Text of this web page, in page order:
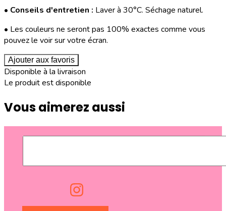
• Conseils d'entretien : Laver à 30°C. Séchage naturel.
• Les couleurs ne seront pas 100% exactes comme vous
pouvez le voir sur votre écran.
Ajouter aux favoris
Disponible à la livraison
Le produit est disponible
Vous aimerez aussi